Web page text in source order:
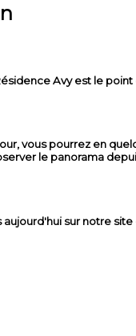
Avy est le
vous pourrez en
le panorama
sur notre